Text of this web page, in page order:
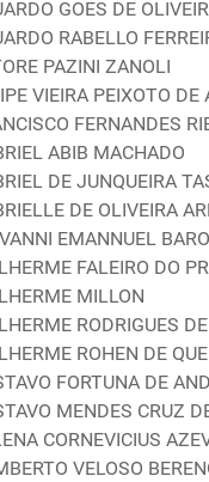
GOES DE
RABELLO
PAZINI ZANOLI
VIEIRA PEIXOTO DE
FERNANDES
ABIB MACHADO
DE JUNQUEIRA
DE OLIVEIRA
EMANNUEL
FALEIRO DO
MILLON
RODRIGUES
ROHEN DE
FORTUNA DE
MENDES CRUZ
CORNEVICIUS
VELOSO